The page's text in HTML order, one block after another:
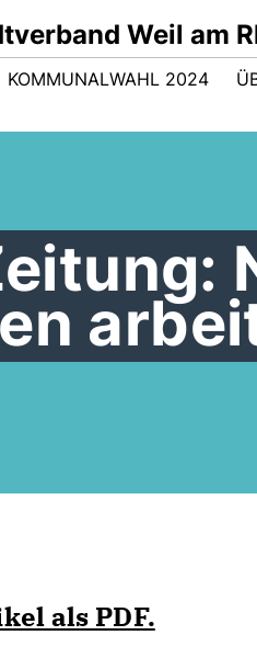
Weil am
KOMMUNALWAHL 2024
als PDF.